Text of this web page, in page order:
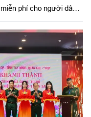
phí cho người dân,